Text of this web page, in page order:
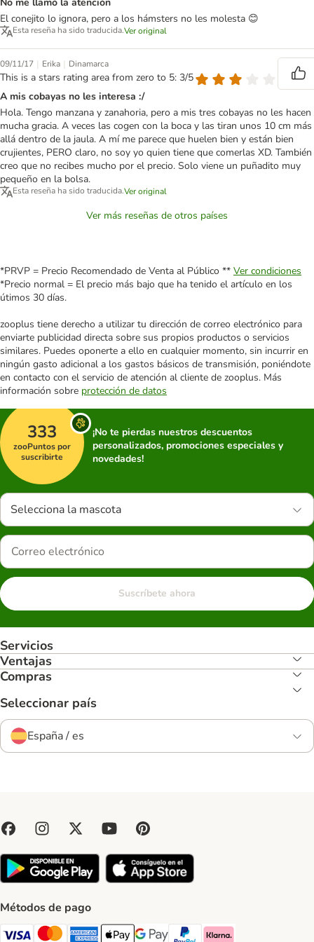
No me llamó la atención
El conejito lo ignora, pero a los hámsters no les molesta 😊
Esta reseña ha sido traducida.Ver original
09/11/17 | Erika | Dinamarca
This is a stars rating area from zero to 5: 3/5
A mis cobayas no les interesa :/
Hola. Tengo manzana y zanahoria, pero a mis tres cobayas no les hacen
mucha gracia. A veces las cogen con la boca y las tiran unos 10 cm más
allá dentro de la jaula. A mí me parece que huelen bien y están bien
crujientes, PERO claro, no soy yo quien tiene que comerlas XD. También
creo que no recibes mucho por el precio. Solo viene un puñadito muy
pequeño en la bolsa.
Esta reseña ha sido traducida.Ver original
Ver más reseñas de otros países
*PRVP = Precio Recomendado de Venta al Público ** Ver condiciones
*Precio normal = El precio más bajo que ha tenido el artículo en los
útimos 30 días.
zooplus tiene derecho a utilizar tu dirección de correo electrónico para
enviarte publicidad directa sobre sus propios productos o servicios
similares. Puedes oponerte a ello en cualquier momento, sin incurrir en
ningún gasto adicional a los gastos básicos de transmisión, poniéndote
en contacto con el servicio de atención al cliente de zooplus. Más
información sobre protección de datos
333
zooPuntos por
suscribirte
¡No te pierdas nuestros descuentos
personalizados, promociones especiales y
novedades!
Selecciona la mascota
Suscríbete ahora
Servicios
Ventajas
Compras
Seleccionar país
España / es
Métodos de pago